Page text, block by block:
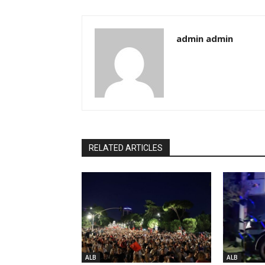
admin admin
RELATED ARTICLES
ALB ALB